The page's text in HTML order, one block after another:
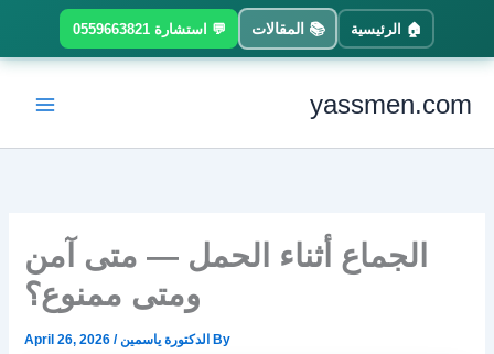
content
yassmen.com
الجماع أثناء الحمل — متى آمن
ومتى ممنوع؟
By الدكتورة ياسمين/
April 26, 2026
🏠 الرئيسية 📚 المقالات 💬 استشارة 0559663821